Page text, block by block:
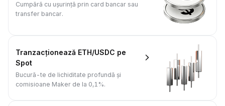
Cumpără cu ușurință prin card bancar sau
transfer bancar.
Tranzacționează ETH/USDC pe
Spot
Bucură-te de lichiditate profundă și
comisioane Maker de la 0,1%.